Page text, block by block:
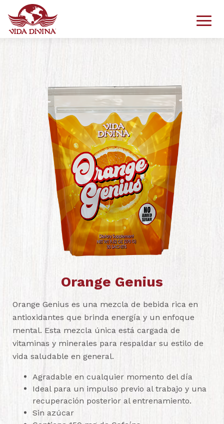
Orange Genius
Orange Genius es una mezcla de bebida rica en
antioxidantes que brinda energía y un enfoque
mental. Esta mezcla única está cargada de
vitaminas y minerales para respaldar su estilo de
vida saludable en general.
Agradable en cualquier momento del día
Ideal para un impulso previo al trabajo y una
recuperación posterior al entrenamiento.
Sin azúcar